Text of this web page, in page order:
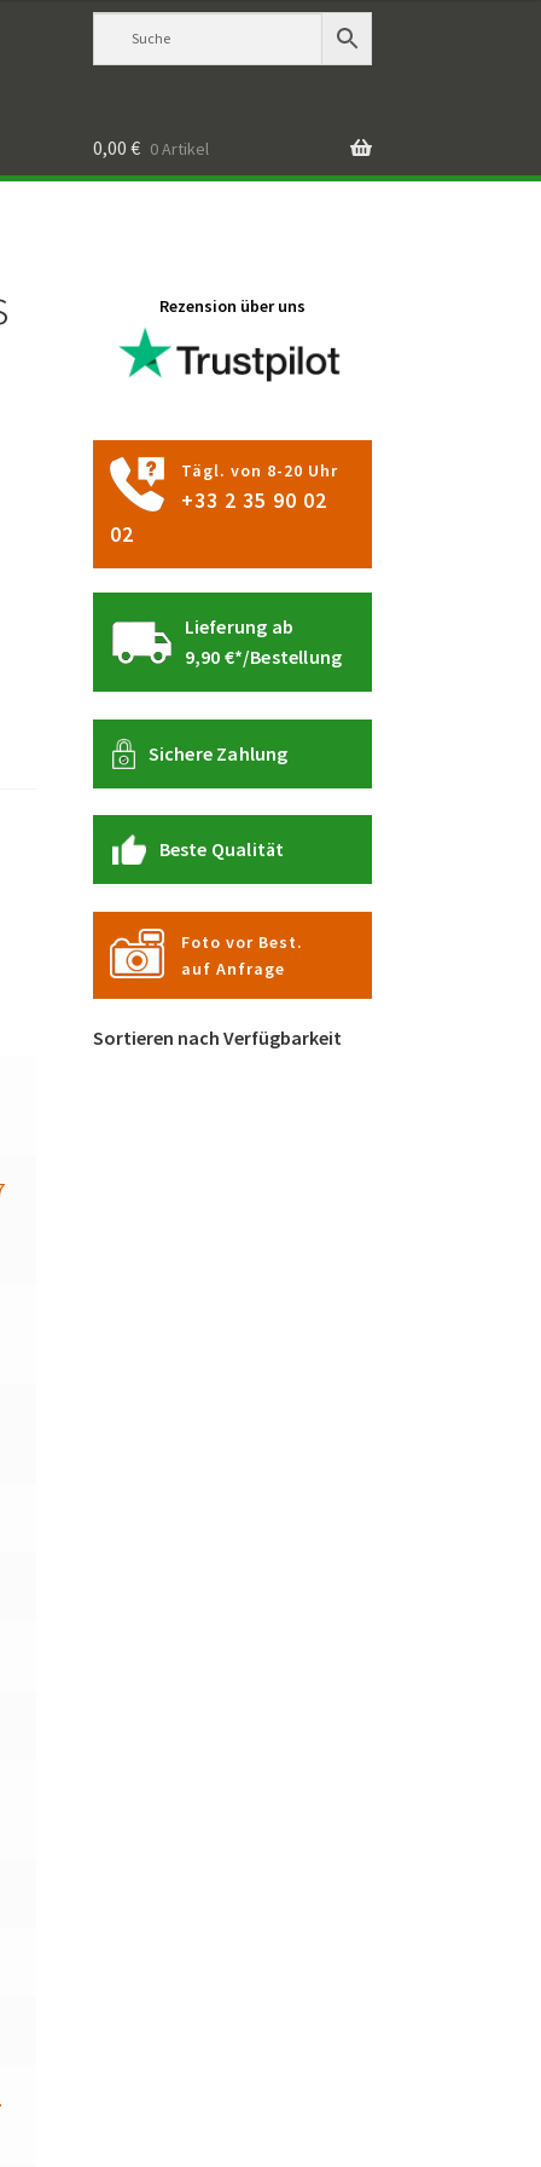
0,00 € 0 Artikel
Rezension über uns
Tägl. von 8-20 Uhr
+33 2 35 90 02
02
Lieferung ab
9,90 €*/Bestellung
Sichere Zahlung
Beste Qualität
Foto vor Best.
auf Anfrage
Sortieren nach Verfügbarkeit